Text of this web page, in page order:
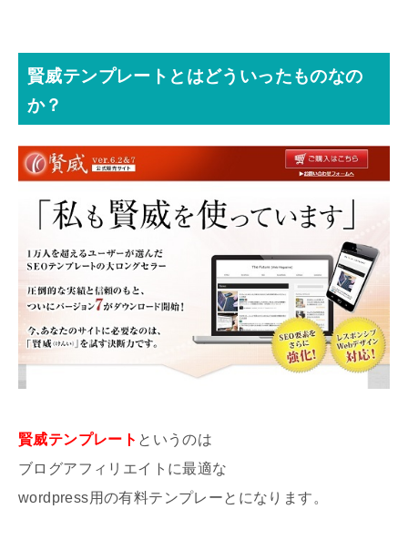
賢威テンプレートとはどういったものなの
か？
賢威テンプレート というのは
ブログアフィリエイトに最適な
wordpress用の有料テンプレーとになります。